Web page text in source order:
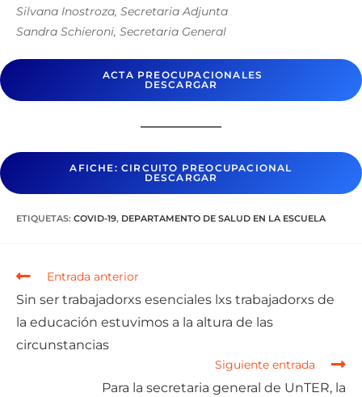
Silvana Inostroza, Secretaria Adjunta
Sandra Schieroni, Secretaria General
ACTA PREOCUPACIONALES
DESCARGAR
AFICHE: CIRCUITO PREOCUPACIONAL
DESCARGAR
ETIQUETAS: COVID-19, DEPARTAMENTO DE SALUD EN LA ESCUELA
Entrada anterior
Sin ser trabajadorxs esenciales lxs trabajadorxs de
la educación estuvimos a la altura de las
circunstancias
Siguiente entrada
Para la secretaria general de UnTER, la